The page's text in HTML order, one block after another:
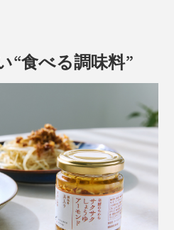
“食べる調味料”